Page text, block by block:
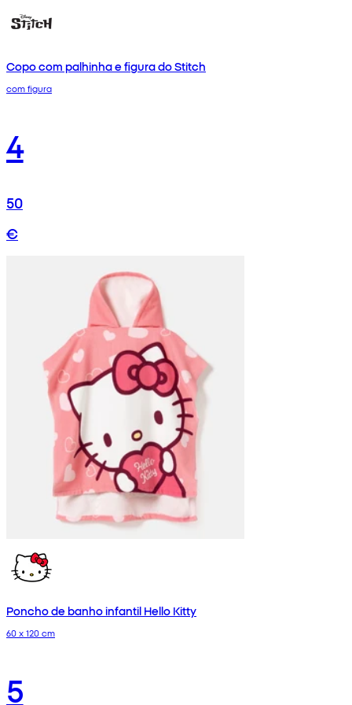
Copo com palhinha e figura do Stitch
com figura
4
50
€
Poncho de banho infantil Hello Kitty
60 x 120 cm
5